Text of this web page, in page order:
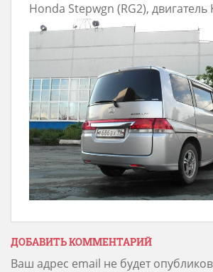
Honda Stepwgn (RG2), двигатель
ДОБАВИТЬ КОММЕНТАРИЙ
Ваш адрес email не будет